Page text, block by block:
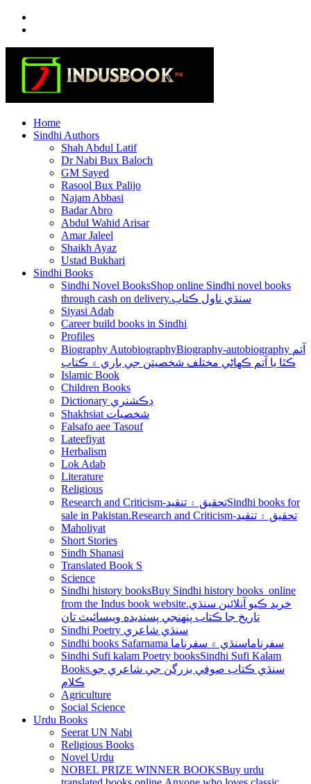
Skip
Home
Sindhi Authors
Shah Abdul Latif
Dr Nabi Bux Baloch
GM Sayed
Rasool Bux Palijo
Najam Abbasi
Badar Abro
Abdul Wahid Arisar
Amar Jaleel
Shaikh Ayaz
Ustad Bukhari
Sindhi Books
Sindhi Novel BooksShop online Sindhi novel books
through cash on delivery.سنڌي ناول ڪتاب
Siyasi Adab
Career build books in Sindhi
Profiles
Biography AutobiographyBiography-autobiography آتم
ڪٿا يا آتم ڪھاڻي مختلف شخصيتن جي باري ۾ ڪتاب
Islamic Book
Children Books
Dictionary ڊڪشنري
Shakhsiat شخصيات
Falsafo aee Tasouf
Lateefiyat
Herbalism
Lok Adab
Literature
Religious
Research and Criticism-تحقيق ۽ تنقيدSindhi books for
sale in Pakistan.Research and Criticism-تحقيق ۽ تنقيد
Maholiyat
Short Stories
Sindh Shanasi
Translated Book S
Science
Sindhi history booksBuy Sindhi history books online
from the Indus book website.خريد ڪيو آنلائين سنڌي
تاريخ جا ڪتاب پنھنجي پسنديده ويبسائيٽ تان
Sindhi Poetry سنڌي شاعري
Sindhi books Safarnama سفرناماسنڌي ۾ سفرناما
Sindhi Sufi kalam Poetry booksSindhi Sufi Kalam
Books.سنڌي ڪتاب صوفي بزرگن جي شاعري جو
ڪلام
Agriculture
Social Science
Urdu Books
Seerat UN Nabi
Religious Books
Novel Urdu
NOBEL PRIZE WINNER BOOKSBuy urdu